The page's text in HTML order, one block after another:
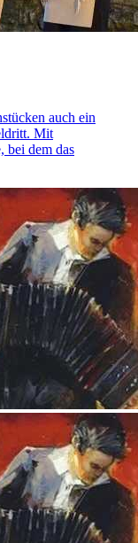
auch ein
Mit
bei dem das